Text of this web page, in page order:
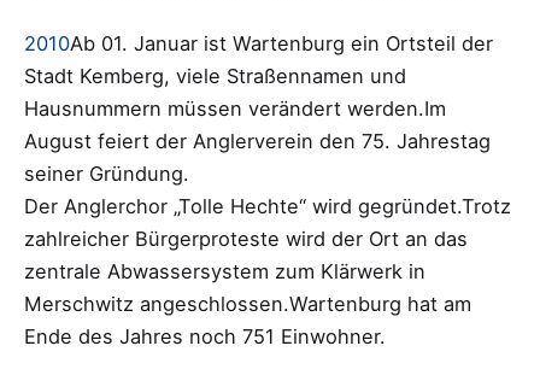
2010Ab 01. Januar ist Wartenburg ein Ortsteil der
Stadt Kemberg, viele Straßennamen und
Hausnummern müssen verändert werden.Im
August feiert der Anglerverein den 75. Jahrestag
seiner Gründung.
Der Anglerchor „Tolle Hechte“ wird gegründet.Trotz
zahlreicher Bürgerproteste wird der Ort an das
zentrale Abwassersystem zum Klärwerk in
Merschwitz angeschlossen.Wartenburg hat am
Ende des Jahres noch 751 Einwohner.